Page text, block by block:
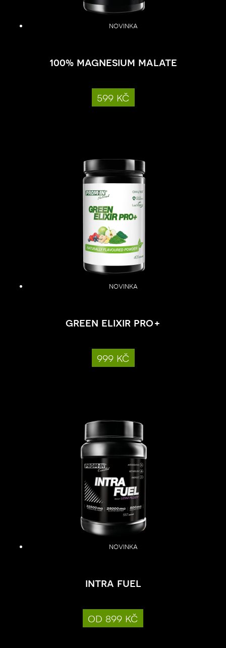
novinka
100% magnesium malate
599 kč
novinka
green elixir pro+
999 kč
novinka
intra fuel
od 899 kč